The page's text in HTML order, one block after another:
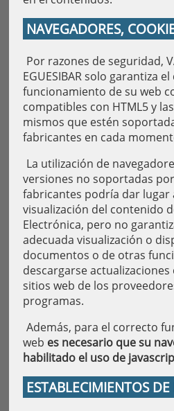
NAVEGADORES,
Por razones de seguridad,
EGUESIBAR solo garantiza
funcionamiento de su web
compatibles con HTML5 y
mismos que estén
fabricantes en cada
La utilización de
versiones no soportadas
fabricantes podría dar lugar
visualización del contenido
Electrónica, pero no
adecuada visualización o
documentos o de otras
descargarse
sitios web de los
programas.
Además, para el correcto
web es necesario que su
habilitado el uso de
ESTABLECIMIENTOS